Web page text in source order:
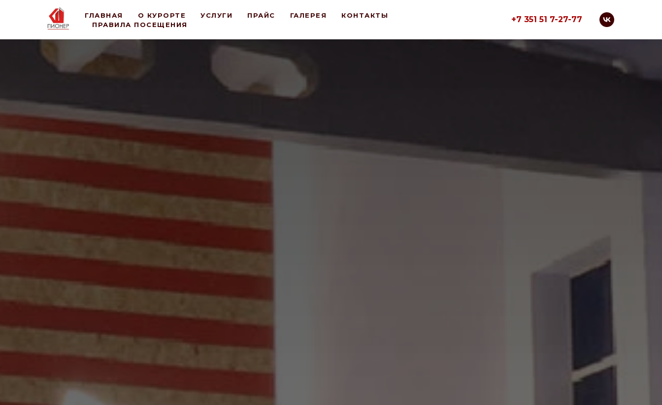
ГЛАВНАЯ О КУРОРТЕ УСЛУГИ ПРАЙС ГАЛЕРЕЯ
КОНТАКТЫ
ПРАВИЛА ПОСЕЩЕНИЯ
+7 351 51 7-27-77